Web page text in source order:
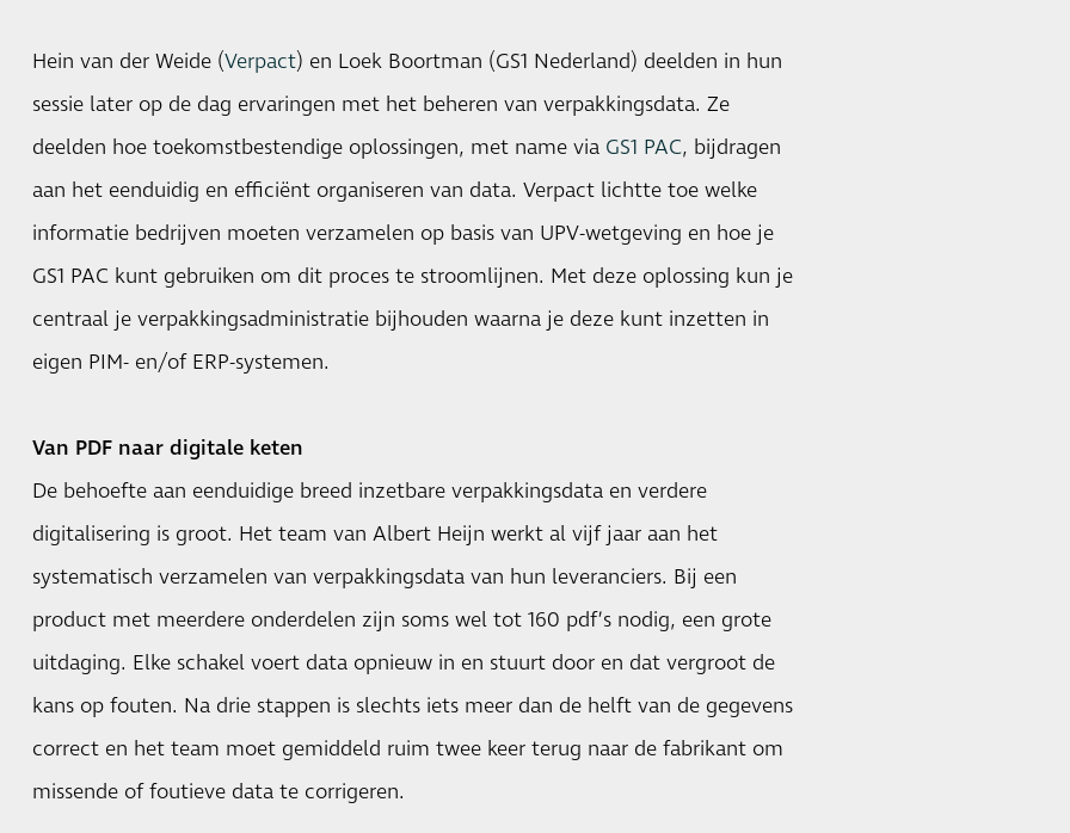
Hein van der Weide (Verpact) en Loek Boortman (GS1 Nederland) deelden in hun
sessie later op de dag ervaringen met het beheren van verpakkingsdata. Ze
deelden hoe toekomstbestendige oplossingen, met name via GS1 PAC, bijdragen
aan het eenduidig en efficiënt organiseren van data. Verpact lichtte toe welke
informatie bedrijven moeten verzamelen op basis van UPV-wetgeving en hoe je
GS1 PAC kunt gebruiken om dit proces te stroomlijnen. Met deze oplossing kun je
centraal je verpakkingsadministratie bijhouden waarna je deze kunt inzetten in
eigen PIM- en/of ERP-systemen.
Van PDF naar digitale keten
De behoefte aan eenduidige breed inzetbare verpakkingsdata en verdere
digitalisering is groot. Het team van Albert Heijn werkt al vijf jaar aan het
systematisch verzamelen van verpakkingsdata van hun leveranciers. Bij een
product met meerdere onderdelen zijn soms wel tot 160 pdf’s nodig, een grote
uitdaging. Elke schakel voert data opnieuw in en stuurt door en dat vergroot de
kans op fouten. Na drie stappen is slechts iets meer dan de helft van de gegevens
correct en het team moet gemiddeld ruim twee keer terug naar de fabrikant om
missende of foutieve data te corrigeren.